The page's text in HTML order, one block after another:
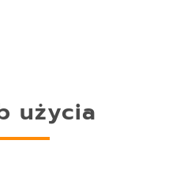
użycia